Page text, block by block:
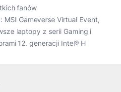
fanów
MSI Gameverse Virtual Event,
laptopy z serii Gaming i
12. generacji Intel® H